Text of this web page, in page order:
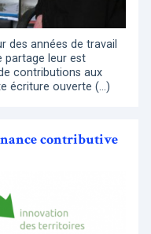
des années de travail
partage leur est
contributions aux
écriture ouverte (…)
contributive